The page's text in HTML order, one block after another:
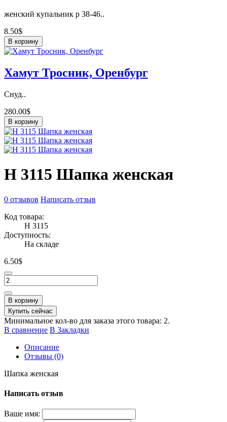
женский купальник р 38-46..
8.50$
В корзину
Хамут Тросник, Оренбург
Снуд..
280.00$
В корзину
Н 3115 Шапка женская
0 отзывов Написать отзыв
Код товара:
Н 3115
Доступность:
На складе
6.50$
В корзину
Купить сейчас
Минимальное кол-во для заказа этого товара: 2.
В сравнение В Закладки
Описание
Отзывы (0)
Шапка женская
Написать отзыв
Ваше имя: